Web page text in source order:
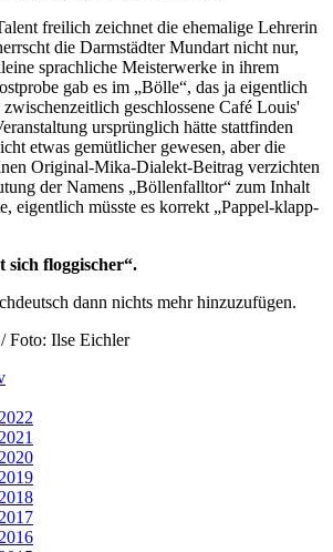
freilich zeichnet die ehemalige Lehrerin
die Darmstädter Mundart nicht nur,
sprachliche Meisterwerke in ihrem
gab es im „Bölle“, das ja eigentlich
geschlossene Café Louis'
ursprünglich hätte stattfinden
etwas gemütlicher gewesen, aber die
Original-Mika-Dialekt-Beitrag verzichten
der Namens „Böllenfalltor“ zum Inhalt
eigentlich müsste es korrekt „Pappel-klapp-
sich floggischer“.
dann nichts mehr hinzuzufügen.
Foto: Ilse Eichler